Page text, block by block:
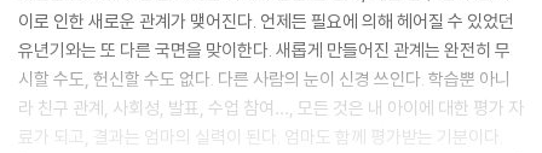
02 오늘, 아이의 자존감을 선택하라 … 188
03 자존감은 최고의 선물이다 … 194
04 아이 인생의 마스터키, 자존감 …199
에필로그 … 204
이로 인한 새로운 관계가 맺어진다. 언제든 필요에 의해 헤어질 수 있었던
유년기와는 또 다른 국면을 맞이한다. 새롭게 만들어진 관계는 완전히 무
시할 수도, 헌신할 수도 없다. 다른 사람의 눈이 신경 쓰인다. 학습뿐 아니
라 친구 관계, 사회성, 발표, 수업 참여…, 모든 것은 내 아이에 대한 평가 자
료가 되고, 결과는 엄마의 실력이 된다. 엄마도 함께 평가받는 기분이다.